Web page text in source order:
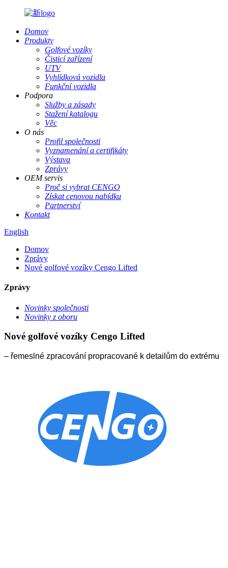
Domov
Produkty
Golfové vozíky
Čisticí zařízení
UTV
Vyhlídková vozidla
Funkční vozidla
Podpora
Služby a zásady
Stažení katalogu
Věc
O nás
Profil společnosti
Vyznamenání a certifikáty
Výstava
Zprávy
OEM servis
Proč si vybrat CENGO
Získat cenovou nabídku
Partnerství
Kontakt
English
Domov
Zprávy
Nové golfové vozíky Cengo Lifted
Zprávy
Novinky společnosti
Novinky z oboru
Nové golfové vozíky Cengo Lifted
– řemeslné zpracování propracované k detailům do extrému